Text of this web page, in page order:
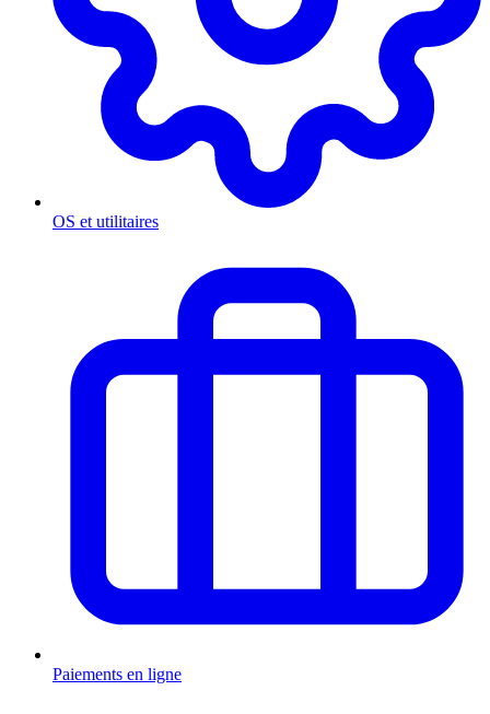
OS et utilitaires
Paiements en ligne